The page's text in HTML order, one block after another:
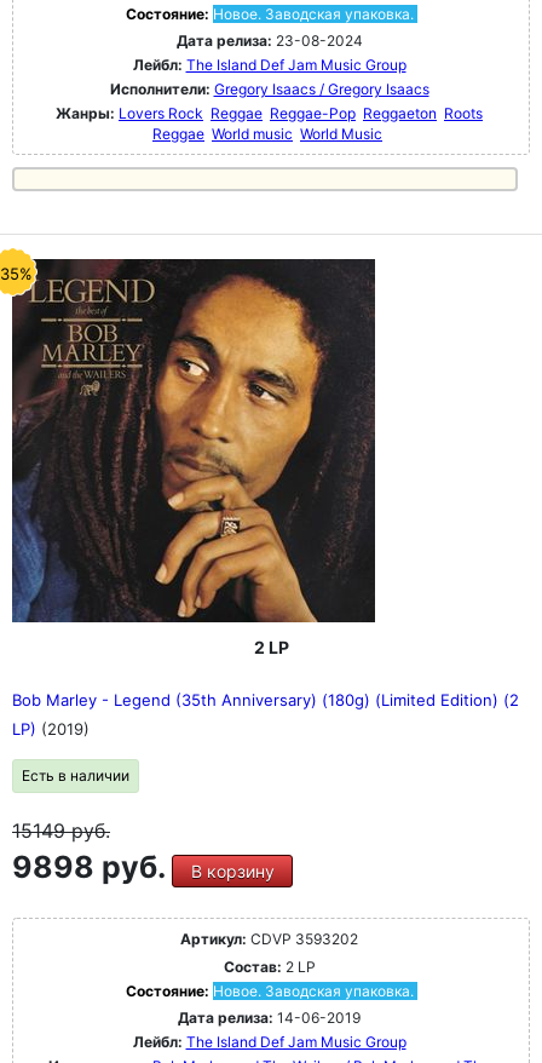
Состояние: Новое. Заводская упаковка.
Дата релиза: 23-08-2024
Лейбл: The Island Def Jam Music Group
Исполнители: Gregory Isaacs / Gregory Isaacs
Жанры: Lovers Rock Reggae Reggae-Pop Reggaeton Roots
Reggae World music World Music
2 LP
Bob Marley - Legend (35th Anniversary) (180g) (Limited Edition) (2
LP) (2019)
Есть в наличии
15149руб.
9898 руб. В корзину
Артикул: CDVP 3593202
Состав: 2 LP
Состояние: Новое. Заводская упаковка.
Дата релиза: 14-06-2019
Лейбл: The Island Def Jam Music Group